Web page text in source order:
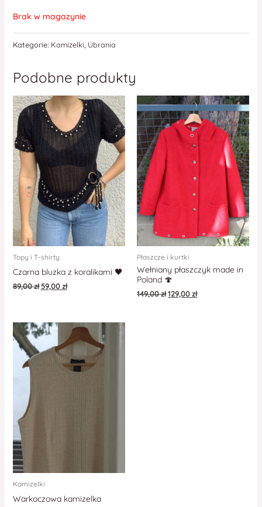
Brak w magazynie
Kategorie: Kamizelki Ubrania
Podobne produkty
Topy i T-shirty
Czarna bluzka z koralikami 🖤
89,00zł 59,00zł
Płaszcze i kurtki
Wełniany płaszczyk made in
Poland 🍄
149,00zł129,00zł
Kamizelki
Warkoczowa kamizelka